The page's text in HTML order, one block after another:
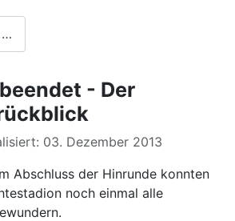
…
- Der
03. Dezember 2013
Abschluss der Hinrunde konnten
noch einmal alle